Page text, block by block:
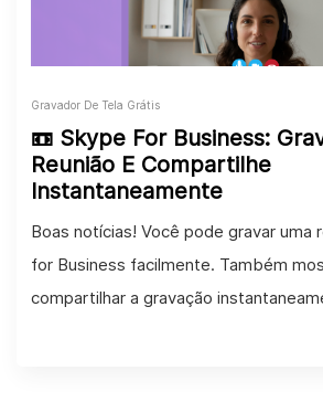
Gravador De Tela Grátis
📼 Skype For Business:
Reunião E Compartilhe
Instantaneamente
Boas notícias! Você pode gravar uma
for Business facilmente. Também
compartilhar a gravação